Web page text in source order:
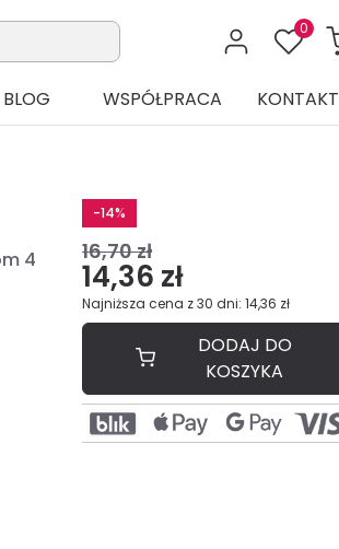
0
BLOG WSPÓŁPRACA KONTAKT
4
-14%
16,70 zł
14,36 zł
Najniższa cena z 30 dni: 14,36 zł
DODAJ DO
KOSZYKA